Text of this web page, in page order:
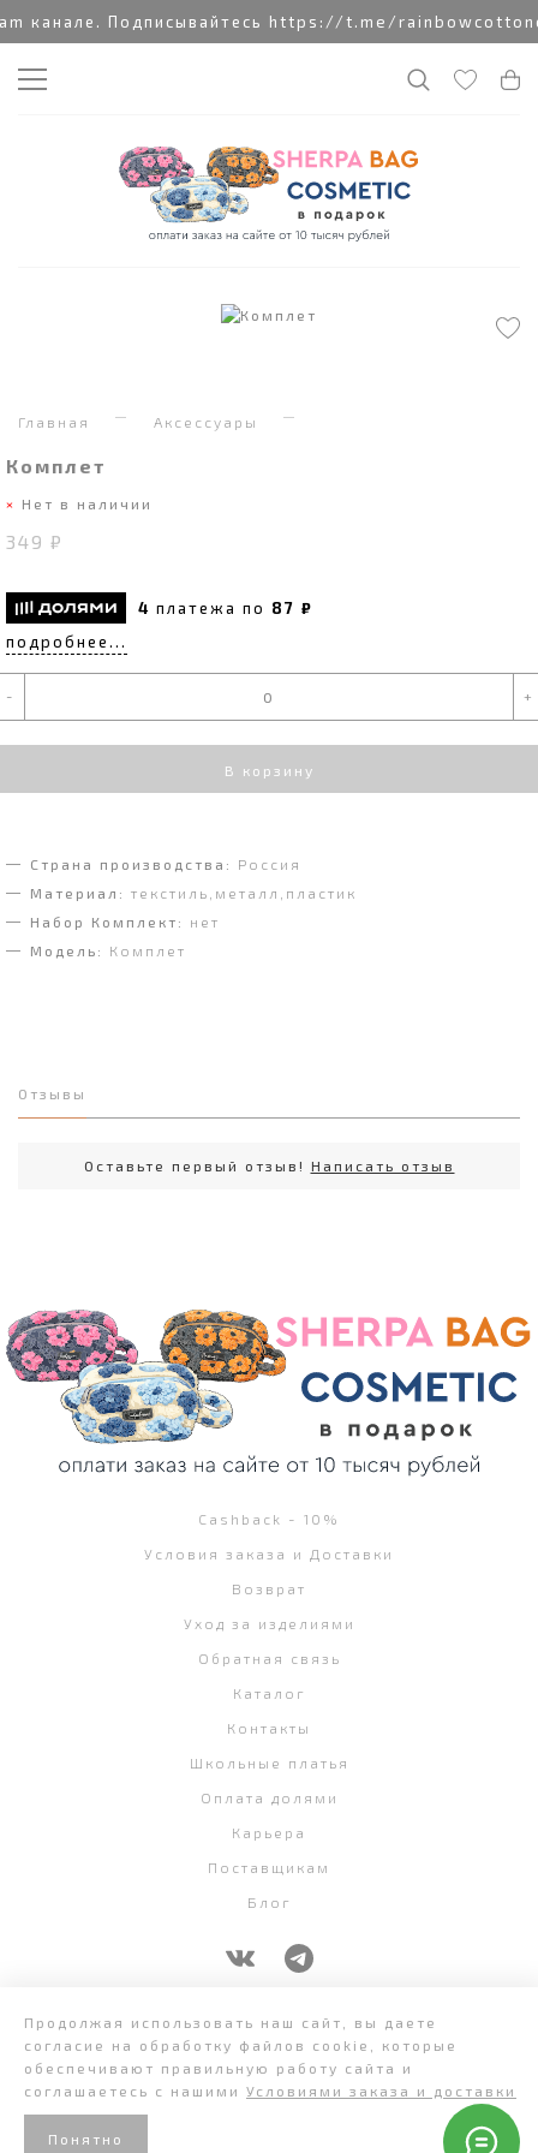
канале. Подписывайтесь https://t.me/
Главная Аксессуары
Комплет
Нет в наличии
349 ₽
4 платежа по 87 ₽
подробнее...
- +
В корзину
Страна производства:
Россия
Материал: текстиль,металл,пластик
Набор Комплект:
нет
Модель:
Комплет
Отзывы
Оставьте первый отзыв! Написать отзыв
Cashback - 10%
Условия заказа и Доставки
Возврат
Уход за изделиями
Обратная связь
Каталог
Контакты
Школьные платья
Оплата долями
Карьера
Поставщикам
Блог
+7 (343) 382-58-07
Продолжая использовать наш сайт, вы даете
согласие на обработку файлов cookie, которые
обеспечивают правильную работу сайта и
соглашаетесь с нашими Условиями заказа и доставки
Понятно